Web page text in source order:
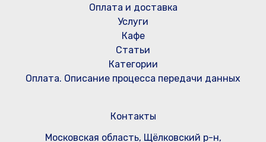
Оплата и доставка
Услуги
Кафе
Статьи
Категории
Оплата. Описание процесса передачи данных
Контакты
Московская область, Щёлковский р-н,